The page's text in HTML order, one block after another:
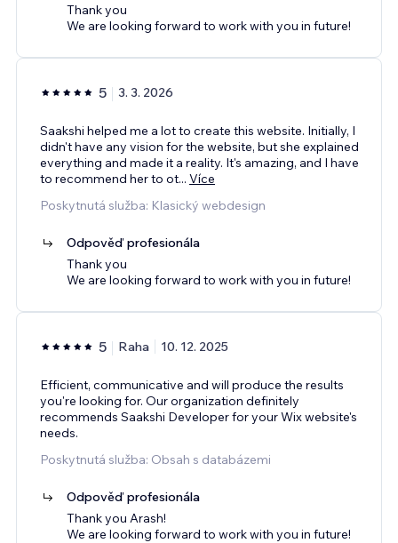
Thank you
We are looking forward to work with you in future!
5 3. 3. 2026
Saakshi helped me a lot to create this website. Initially, I
didn't have any vision for the website, but she explained
everything and made it a reality. It's amazing, and I have
to recommend her to ot... Více
Poskytnutá služba: Klasický webdesign
Odpověď profesionála
Thank you
We are looking forward to work with you in future!
5 Raha 10. 12. 2025
Efficient, communicative and will produce the results
you're looking for. Our organization definitely
recommends Saakshi Developer for your Wix website's
needs.
Poskytnutá služba: Obsah s databázemi
Odpověď profesionála
Thank you Arash!
We are looking forward to work with you in future!